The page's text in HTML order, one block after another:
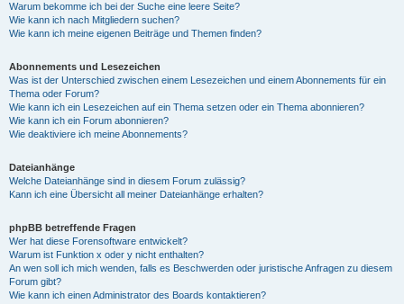
Warum bekomme ich bei der Suche eine leere Seite?
Wie kann ich nach Mitgliedern suchen?
Wie kann ich meine eigenen Beiträge und Themen finden?
Abonnements und Lesezeichen
Was ist der Unterschied zwischen einem Lesezeichen und einem Abonnements für ein
Thema oder Forum?
Wie kann ich ein Lesezeichen auf ein Thema setzen oder ein Thema abonnieren?
Wie kann ich ein Forum abonnieren?
Wie deaktiviere ich meine Abonnements?
Dateianhänge
Welche Dateianhänge sind in diesem Forum zulässig?
Kann ich eine Übersicht all meiner Dateianhänge erhalten?
phpBB betreffende Fragen
Wer hat diese Forensoftware entwickelt?
Warum ist Funktion x oder y nicht enthalten?
An wen soll ich mich wenden, falls es Beschwerden oder juristische Anfragen zu diesem
Forum gibt?
Wie kann ich einen Administrator des Boards kontaktieren?